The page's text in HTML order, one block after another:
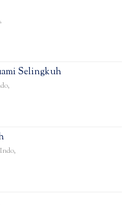
,
Selingkuh
,
,